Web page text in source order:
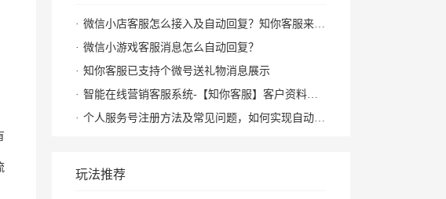
微信小店客服怎么接入及自动回复？知你客服来帮您
微信小游戏客服消息怎么自动回复？
知你客服已支持个微号送礼物消息展示
智能在线营销客服系统-【知你客服】客户资料已支持打开PC小程序
个人服务号注册方法及常见问题，如何实现自动回复攻略
玩法推荐